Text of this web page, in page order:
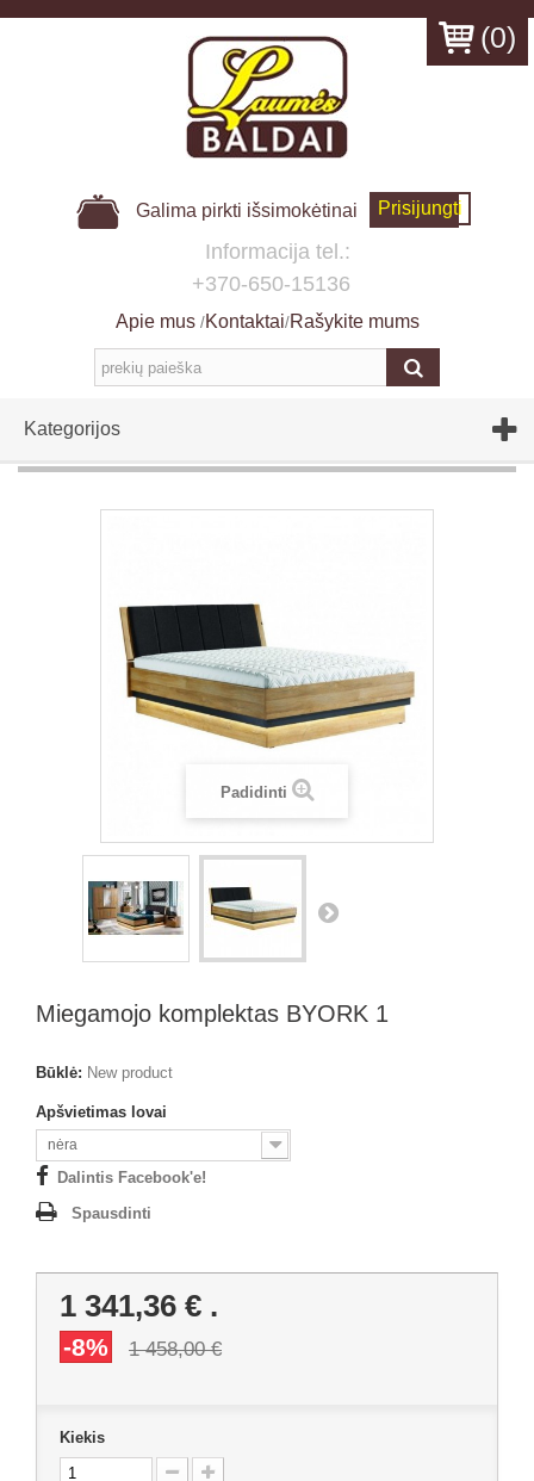
Galima pirkti išsimokėtinai Prisijungti
Informacija tel.:
+370-650-15136
Apie mus /Kontaktai/Rašykite mums
Kategorijos
(0)
Padidinti
Miegamojo komplektas BYORK 1
Būklė: New product
Apšvietimas lovai
nėra
Dalintis Facebook'e!
Spausdinti
1 341,36 € .
-8% 1 458,00 €
Kiekis